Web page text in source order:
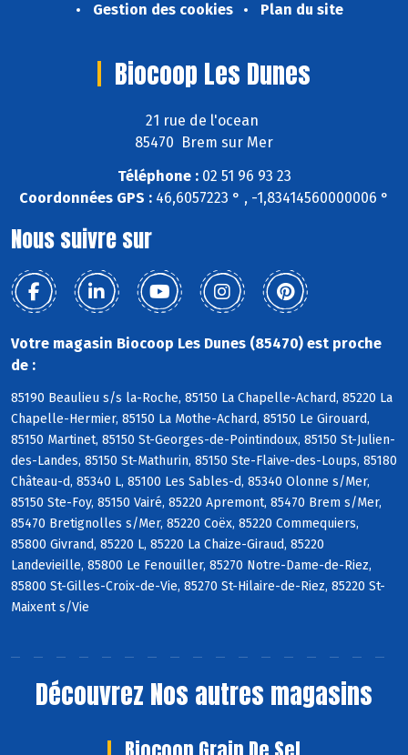
Gestion des cookies
Plan du site
Biocoop Les Dunes
21 rue de l'ocean
85470 Brem sur Mer
Téléphone :02 51 96 93 23
Coordonnées GPS : 46,6057223 ° , -1,83414560000006 °
Nous suivre sur
Votre magasin Biocoop Les Dunes (85470) est proche
de :
85190 Beaulieu s/s la-Roche, 85150 La Chapelle-Achard, 85220 La
Chapelle-Hermier, 85150 La Mothe-Achard, 85150 Le Girouard,
85150 Martinet, 85150 St-Georges-de-Pointindoux, 85150 St-Julien-
des-Landes, 85150 St-Mathurin, 85150 Ste-Flaive-des-Loups, 85180
Château-d, 85340 L, 85100 Les Sables-d, 85340 Olonne s/Mer,
85150 Ste-Foy, 85150 Vairé, 85220 Apremont, 85470 Brem s/Mer,
85470 Bretignolles s/Mer, 85220 Coëx, 85220 Commequiers,
85800 Givrand, 85220 L, 85220 La Chaize-Giraud, 85220
Landevieille, 85800 Le Fenouiller, 85270 Notre-Dame-de-Riez,
85800 St-Gilles-Croix-de-Vie, 85270 St-Hilaire-de-Riez, 85220 St-
Maixent s/Vie
Découvrez Nos autres magasins